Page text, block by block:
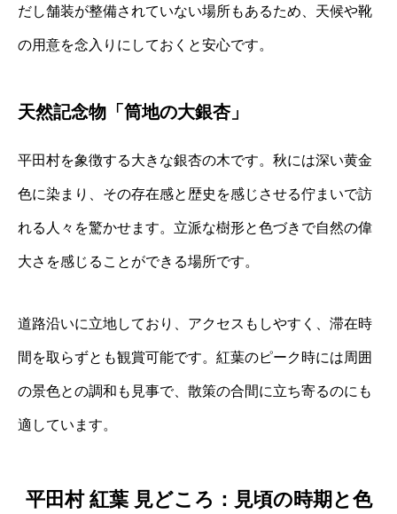
だし舗装が整備されていない場所もあるため、天候や靴
の用意を念入りにしておくと安心です。
天然記念物「筒地の大銀杏」
平田村を象徴する大きな銀杏の木です。秋には深い黄金
色に染まり、その存在感と歴史を感じさせる佇まいで訪
れる人々を驚かせます。立派な樹形と色づきで自然の偉
大さを感じることができる場所です。
道路沿いに立地しており、アクセスもしやすく、滞在時
間を取らずとも観賞可能です。紅葉のピーク時には周囲
の景色との調和も見事で、散策の合間に立ち寄るのにも
適しています。
平田村 紅葉 見どころ：見頃の時期と色